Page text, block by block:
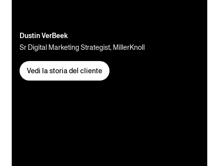
Dustin VerBeek
Sr Digital Marketing Strategist, MillerKnoll
Vedi la storia del cliente